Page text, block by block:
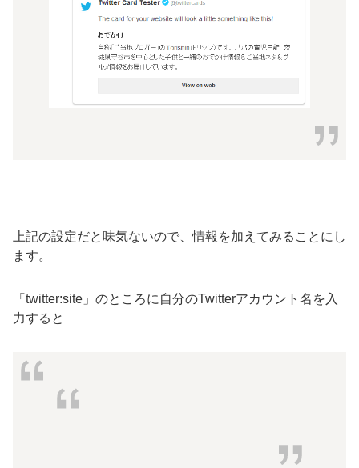
上記の設定だと味気ないので、情報を加えてみることにし
ます。
「twitter:site」のところに自分のTwitterアカウント名を入
力すると